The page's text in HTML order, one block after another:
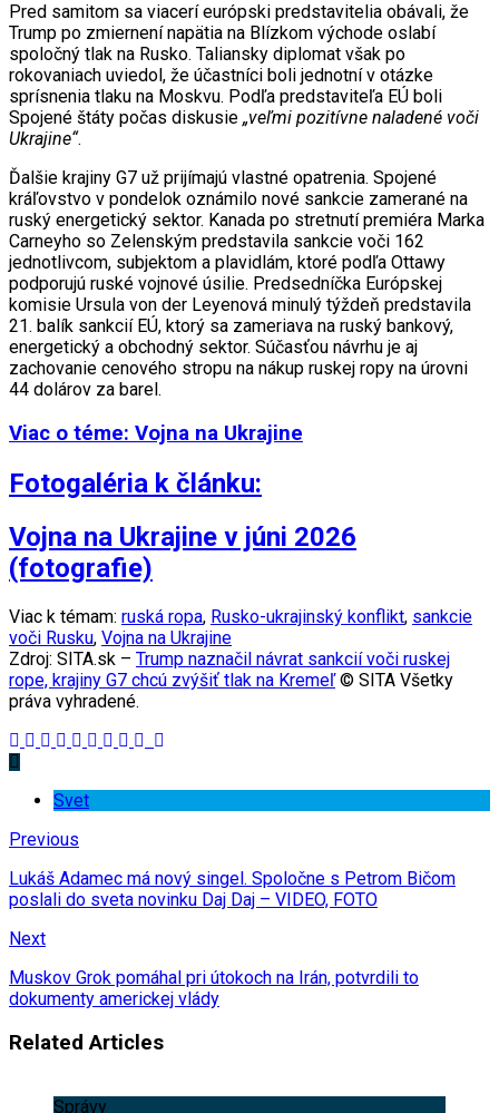
Pred samitom sa viacerí európski predstavitelia obávali, že
Trump po zmiernení napätia na Blízkom východe oslabí
spoločný tlak na Rusko. Taliansky diplomat však po
rokovaniach uviedol, že účastníci boli jednotní v otázke
sprísnenia tlaku na Moskvu. Podľa predstaviteľa EÚ boli
Spojené štáty počas diskusie „veľmi pozitívne naladené voči
Ukrajine“.
Ďalšie krajiny G7 už prijímajú vlastné opatrenia. Spojené
kráľovstvo v pondelok oznámilo nové sankcie zamerané na
ruský energetický sektor. Kanada po stretnutí premiéra Marka
Carneyho so Zelenským predstavila sankcie voči 162
jednotlivcom, subjektom a plavidlám, ktoré podľa Ottawy
podporujú ruské vojnové úsilie. Predsedníčka Európskej
komisie Ursula von der Leyenová minulý týždeň predstavila
21. balík sankcií EÚ, ktorý sa zameriava na ruský bankový,
energetický a obchodný sektor. Súčasťou návrhu je aj
zachovanie cenového stropu na nákup ruskej ropy na úrovni
44 dolárov za barel.
Viac o téme: Vojna na Ukrajine
Fotogaléria k článku:
Vojna na Ukrajine v júni 2026
(fotografie)
Viac k témam: ruská ropa, Rusko-ukrajinský konflikt, sankcie
voči Rusku, Vojna na Ukrajine
Zdroj: SITA.sk – Trump naznačil návrat sankcií voči ruskej
rope, krajiny G7 chcú zvýšiť tlak na Kremeľ© SITA Všetky
práva vyhradené.
Svet
Previous
Lukáš Adamec má nový singel. Spoločne s Petrom Bičom
poslali do sveta novinku Daj Daj – VIDEO, FOTO
Next
Muskov Grok pomáhal pri útokoch na Irán, potvrdili to
dokumenty americkej vlády
Related Articles
Správy